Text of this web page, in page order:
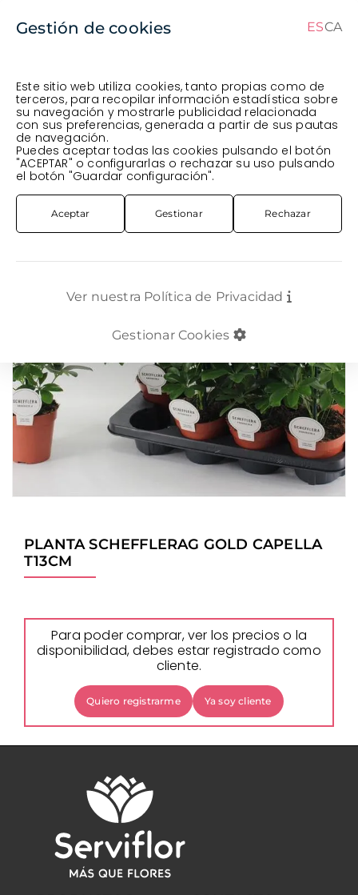
ESCA
Pedido en curso (Previsto para el dia) ·
Transportista
Ver Pedido
PLANTA INTERIOR PLANTA SCHEFFLERAG GOLD CAPELLA T13CM
PLANTA SCHEFFLERAG GOLD CAPELLA
T13CM
Para poder comprar, ver los precios o la
disponibilidad, debes estar registrado como
cliente.
Quiero registrarme Ya soy cliente
Gestión de cookies ESCA
Este sitio web utiliza cookies, tanto propias como de
terceros, para recopilar información estadística sobre
su navegación y mostrarle publicidad relacionada
con sus preferencias, generada a partir de sus pautas
de navegación.
Puedes aceptar todas las cookies pulsando el botón
"ACEPTAR" o configurarlas o rechazar su uso pulsando
el botón "Guardar configuración".
Aceptar Gestionar Rechazar
Ver nuestra Política de Privacidad
Gestionar Cookies